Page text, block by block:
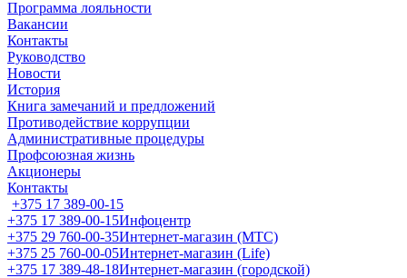
Программа лояльности
Вакансии
Контакты
Руководство
Новости
История
Книга замечаний и предложений
Противодействие коррупции
Административные процедуры
Профсоюзная жизнь
Акционеры
Контакты
+375 17 389-00-15
+375 17 389-00-15Инфоцентр
+375 29 760-00-35Интернет-магазин (МТС)
+375 25 760-00-05Интернет-магазин (Life)
+375 17 389-48-18Интернет-магазин (городской)